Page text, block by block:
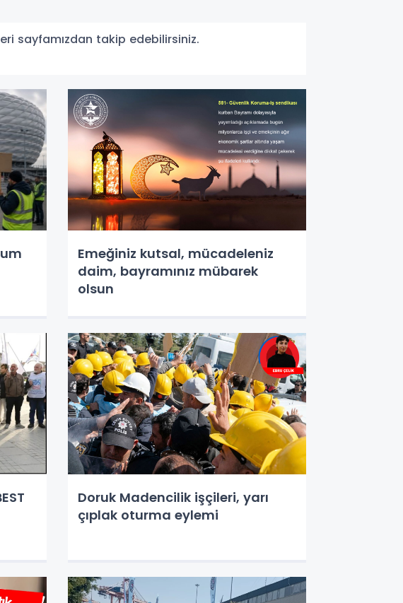
sayfamızdan takip edebilirsiniz.
Emeğiniz kutsal, mücadeleniz
daim, bayramınız mübarek
olsun
Doruk Madencilik işçileri, yarı
çıplak oturma eylemi